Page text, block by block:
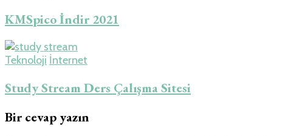
KMSpico İndir 2021
Teknoloji İnternet
Study Stream Ders Çalışma Sitesi
Bir cevap yazın